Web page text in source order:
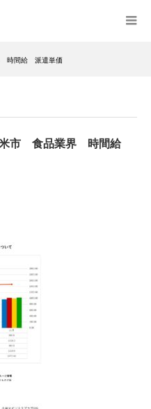
時間給 派遣単価
市 食品業界 時間給